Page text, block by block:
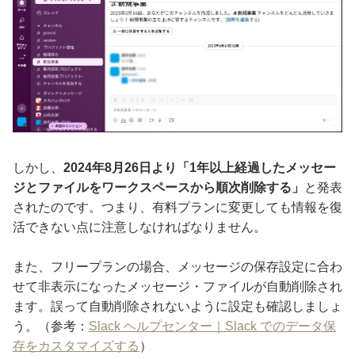
しかし、 2024年8月26日より「1年以上経過したメッセー
ジとファイルをワークスペースから順次削除する」
と発表
されたのです。つまり、有料プランに変更しても情報を復
活できない点に注意しなければなりません。
また、フリープランの場合、メッセージの保存設定に合わ
せて非表示になったメッセージ・ファイルが自動削除され
ます。誤って自動削除されないように設定も確認しましょ
う。（参考： Slack ヘルプセンター｜Slack でのデータ保
存をカスタマイズする ）